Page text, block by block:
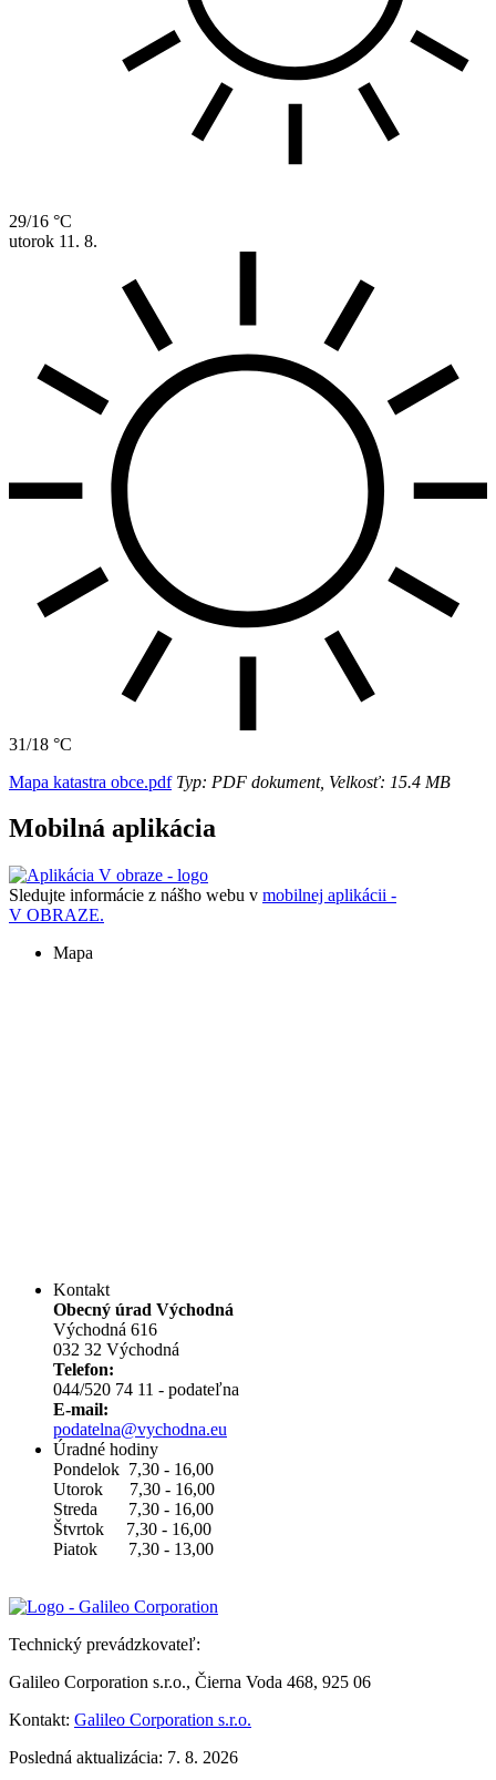
29/16 °C
utorok 11. 8.
31/18 °C
Mapa katastra obce.pdfTyp: PDF dokument, Velkosť: 15.4 MB
Mobilná aplikácia
Sledujte informácie z nášho webu v mobilnej aplikácii -
V OBRAZE.
Mapa
Kontakt
Obecný úrad Východná
Východná 616
032 32 Východná
Telefon:
044/520 74 11 - podateľna
E-mail:
podatelna@vychodna.eu
Úradné hodiny
Pondelok 7,30 - 16,00
Utorok 7,30 - 16,00
Streda 7,30 - 16,00
Štvrtok 7,30 - 16,00
Piatok 7,30 - 13,00
Technický prevádzkovateľ:
Galileo Corporation s.r.o., Čierna Voda 468, 925 06
Kontakt: Galileo Corporation s.r.o.
Posledná aktualizácia: 7. 8. 2026